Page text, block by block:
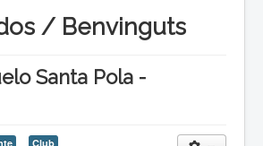
/ Benvinguts
Santa Pola -
Club